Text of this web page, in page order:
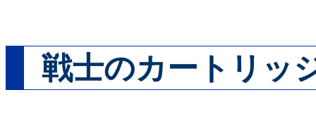
戦士のカートリッ